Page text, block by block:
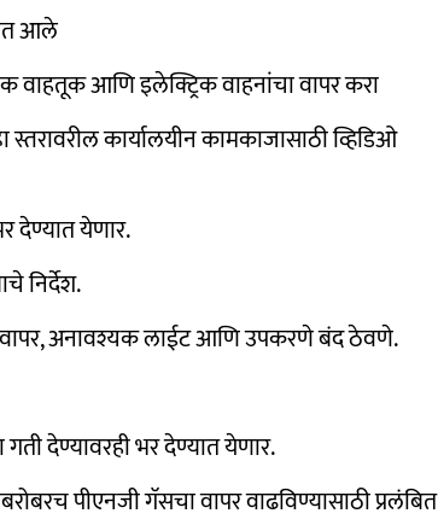
आले
वाहतूक आणि इलेक्ट्रिक वाहनांचा वापर करा
कार्यालयीन कामकाजासाठी व्हिडिओ
देण्यात येणार.
निर्देश.
वापर, अनावश्यक लाईट आणि उपकरणे बंद ठेवणे.
गती देण्यावरही भर देण्यात येणार.
पीएनजी गॅसचा वापर वाढविण्यासाठी प्रलंबित